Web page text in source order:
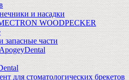
и насадки
WOODPECKER
запасные части
для стоматологических брекетов